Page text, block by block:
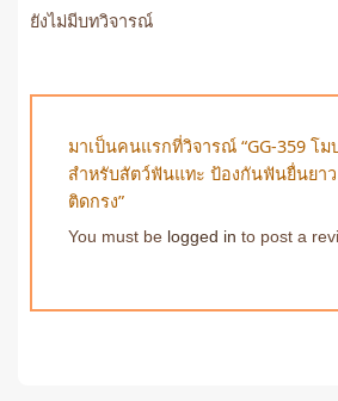
ยังไม่มีบทวิจารณ์
มาเป็นคนแรกที่วิจารณ์ “GG-359 โ
สำหรับสัตว์ฟันแทะ ป้องกันฟันยื่นยา
ติดกรง”
You must be logged in to post a